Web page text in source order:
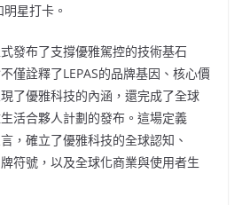
星打卡。
發布了支撐優雅駕控的技術基石
詮釋了LEPAS的品牌基因、核心價
了優雅科技的內涵，還完成了全球
活合夥人計劃的發布。這場定義
，確立了優雅科技的全球認知、
符號，以及全球化商業與使用者生